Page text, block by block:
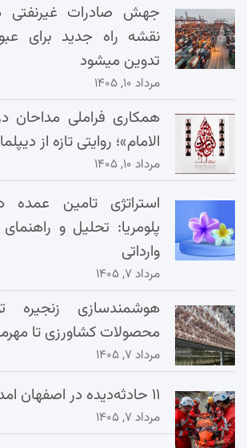
جهش صادرات غیرنفتی
نقشه راه جدید برای
تدوین میشود
مرداد ۱۰, ۱۴۰۵
همکاری فراملی مداحان در
الامام»؛ روایتی تازه از
مرداد ۱۰, ۱۴۰۵
استراتژی تامین عمده
پلومریا: تحلیل و
وارداتی
مرداد ۷, ۱۴۰۵
هوشمندسازی زنجیره
محصولات کشاورزی تا
مرداد ۷, ۱۴۰۵
۱۱ حادثه‌دیده در اصفهان امدادرسانی شدند
مرداد ۷, ۱۴۰۵